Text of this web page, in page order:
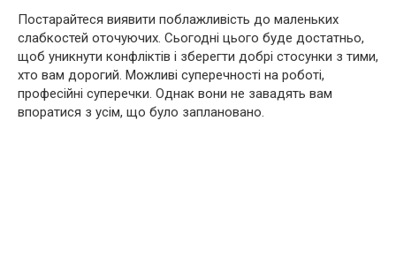
Постарайтеся виявити поблажливість до маленьких
слабкостей оточуючих. Сьогодні цього буде достатньо,
щоб уникнути конфліктів і зберегти добрі стосунки з тими,
хто вам дорогий. Можливі суперечності на роботі,
професійні суперечки. Однак вони не завадять вам
впоратися з усім, що було заплановано.